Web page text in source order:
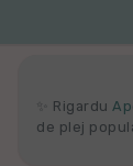
✨ Rigardu
de plej